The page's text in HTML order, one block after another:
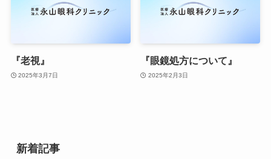
『老視』
2025年3月7日
『眼鏡処方について』
2025年2月3日
新着記事